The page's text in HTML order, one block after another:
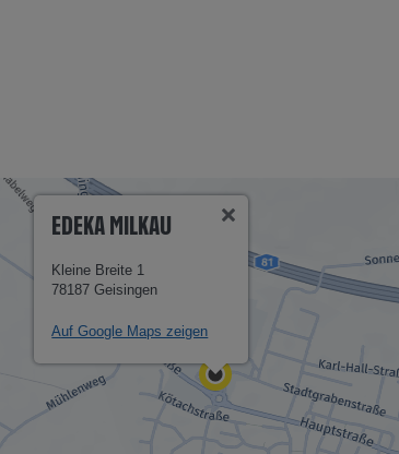
EDEKA MILKAU
Kleine Breite 1
78187 Geisingen
Auf Google Maps zeigen